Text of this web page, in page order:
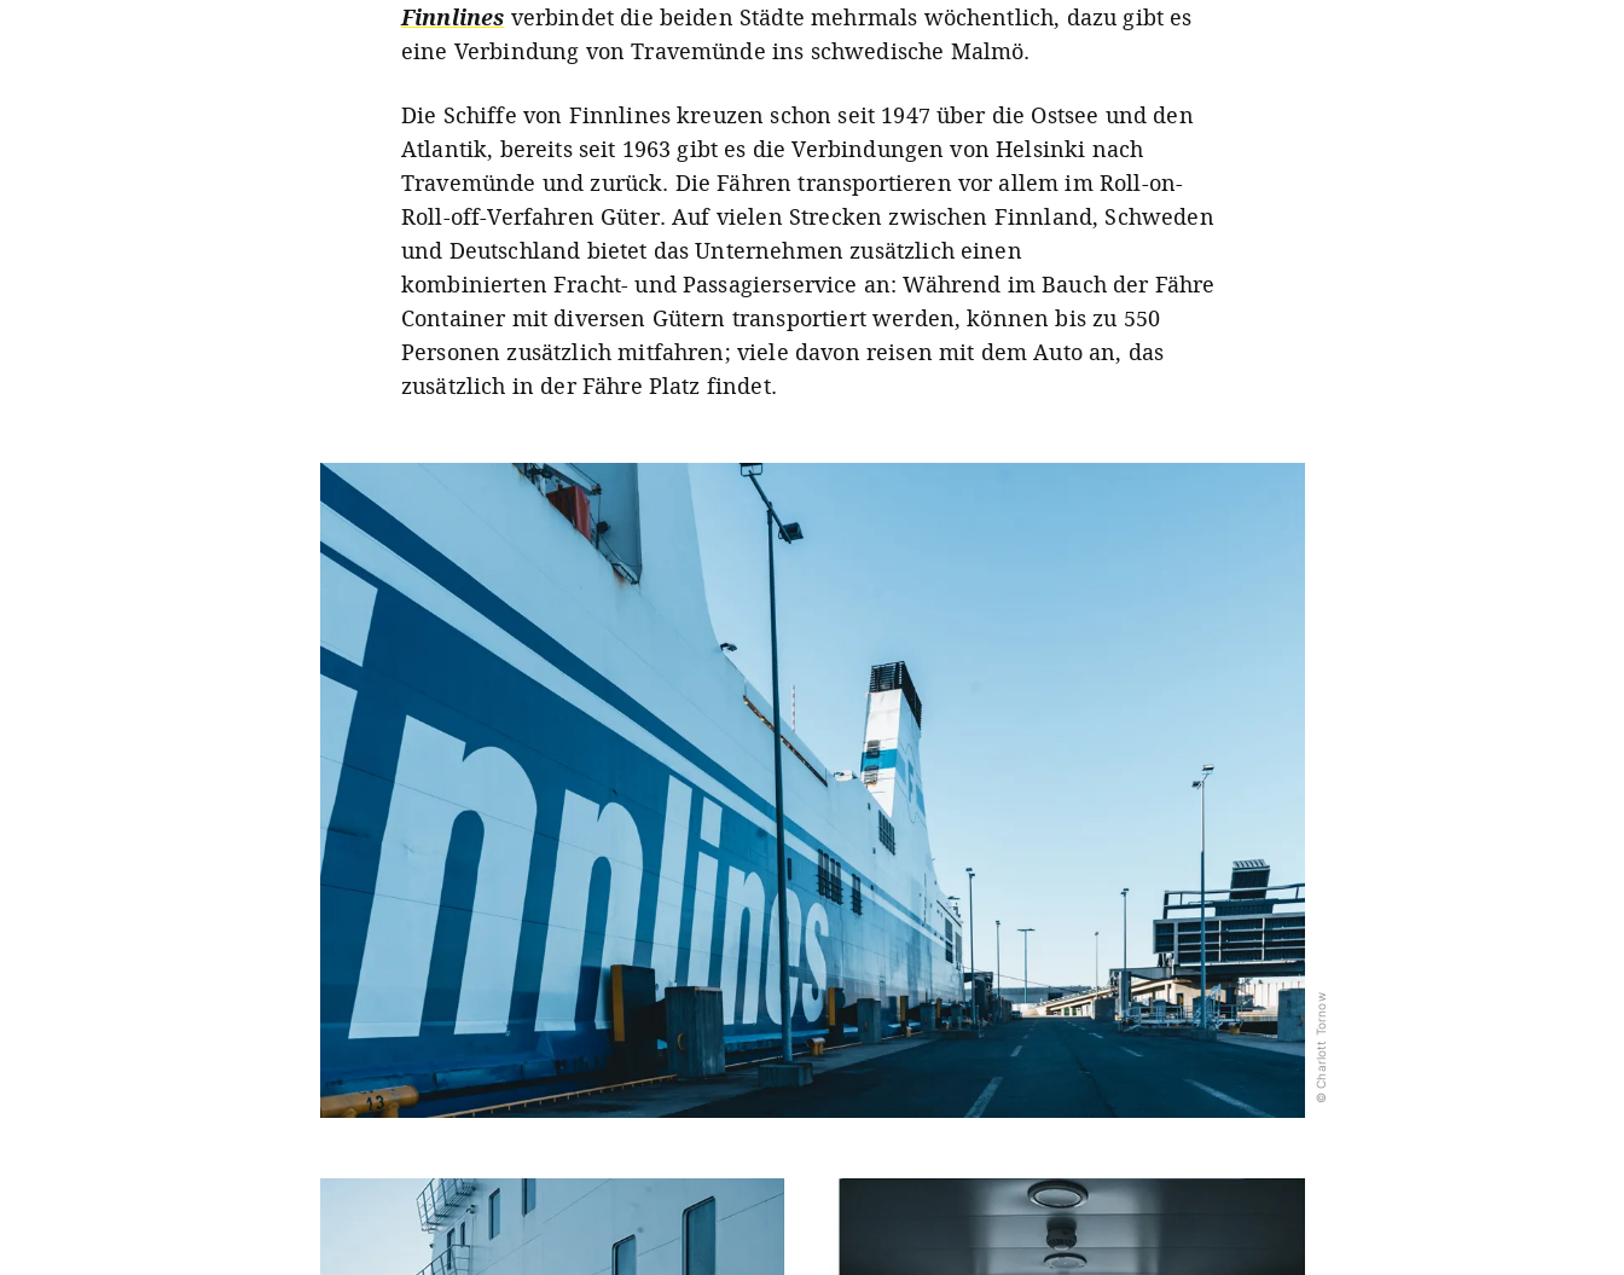
Finnlines verbindet die beiden Städte mehrmals wöchentlich, dazu gibt es
eine Verbindung von Travemünde ins schwedische Malmö.
Die Schiffe von Finnlines kreuzen schon seit 1947 über die Ostsee und den
Atlantik, bereits seit 1963 gibt es die Verbindungen von Helsinki nach
Travemünde und zurück. Die Fähren transportieren vor allem im Roll-on-
Roll-off-Verfahren Güter. Auf vielen Strecken zwischen Finnland, Schweden
und Deutschland bietet das Unternehmen zusätzlich einen
kombinierten Fracht- und Passagierservice an: Während im Bauch der Fähre
Container mit diversen Gütern transportiert werden, können bis zu 550
Personen zusätzlich mitfahren; viele davon reisen mit dem Auto an, das
zusätzlich in der Fähre Platz findet.
© Charlott Tornow